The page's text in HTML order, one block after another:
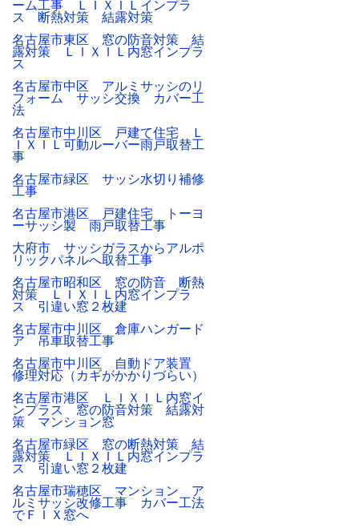
ーム工事 ＬＩＸＩＬインプラ
ス 断熱対策 結露対策
名古屋市東区 窓の防音対策 結
露対策 ＬＩＸＩＬ内窓インプラ
ス
名古屋市中区 アルミサッシのリ
フォーム サッシ交換 カバー工
法
名古屋市中川区 戸建て住宅 Ｌ
ＩＸＩＬ可動ルーバー雨戸取替工
事
名古屋市緑区 サッシ水切り補修
工事
名古屋市港区 戸建住宅 トーヨ
ーサッシ製 雨戸取替工事
大府市 サッシガラスからアルポ
リックパネルへ取替工事
名古屋市昭和区 窓の防音 断熱
対策 ＬＩＸＩＬ内窓インプラ
ス 引違い窓２枚建
名古屋市中川区 倉庫ハンガード
ア 吊車取替工事
名古屋市中川区 自動ドア装置
修理対応（カギがかかりづらい）
名古屋市港区 ＬＩＸＩＬ内窓イ
ンプラス 窓の防音対策 結露対
策 マンション窓
名古屋市緑区 窓の断熱対策 結
露対策 ＬＩＸＩＬ内窓インプラ
ス 引違い窓２枚建
名古屋市瑞穂区 マンション ア
ルミサッシ改修工事 カバー工法
でＦＩＸ窓へ